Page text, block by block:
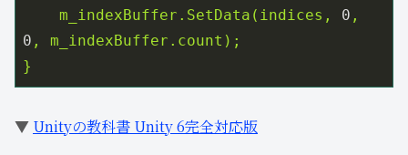
m_indexBuffer.SetData(indices,
0 ,
0 ,
m_indexBuffer.count);
}
▼ Unityの教科書 Unity 6完全対応版